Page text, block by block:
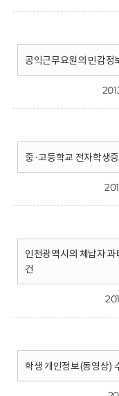
공익근무요원의 민감정
중·고등학교 전자학생
인천광역시의 체납자
건
학생 개인정보(동영상)